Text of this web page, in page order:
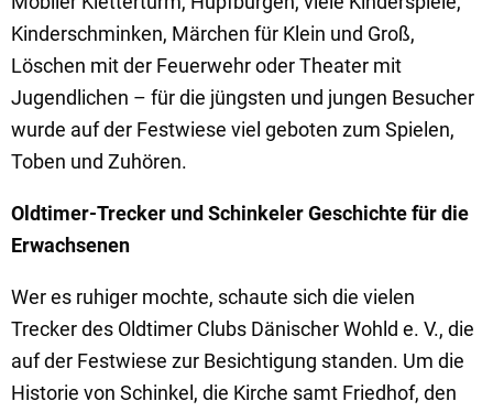
Kinderschminken, Märchen für Klein und Groß,
Löschen mit der Feuerwehr oder Theater mit
Jugendlichen – für die jüngsten und jungen Besucher
wurde auf der Festwiese viel geboten zum Spielen,
Toben und Zuhören.
Oldtimer-Trecker und Schinkeler Geschichte für die
Erwachsenen
Wer es ruhiger mochte, schaute sich die vielen
Trecker des Oldtimer Clubs Dänischer Wohld e. V., die
auf der Festwiese zur Besichtigung standen. Um die
Historie von Schinkel, die Kirche samt Friedhof, den